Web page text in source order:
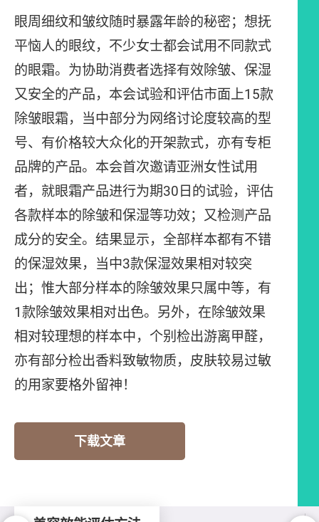
眼周细纹和皱纹随时暴露年龄的秘密；想抚
平恼人的眼纹，不少女士都会试用不同款式
的眼霜。为协助消费者选择有效除皱、保湿
又安全的产品，本会试验和评估市面上15款
除皱眼霜，当中部分为网络讨论度较高的型
号、有价格较大众化的开架款式，亦有专柜
品牌的产品。本会首次邀请亚洲女性试用
者，就眼霜产品进行为期30日的试验，评估
各款样本的除皱和保湿等功效；又检测产品
成分的安全。结果显示，全部样本都有不错
的保湿效果，当中3款保湿效果相对较突
出；惟大部分样本的除皱效果只属中等，有
1款除皱效果相对出色。另外，在除皱效果
相对较理想的样本中，个别检出游离甲醛，
亦有部分检出香料致敏物质，皮肤较易过敏
的用家要格外留神！
下载文章